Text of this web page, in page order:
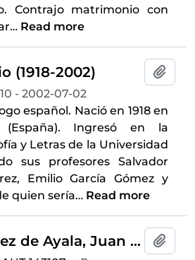
Contrajo matrimonio con
… Read more
(1918-2002)
- 2002-07-02
español. Nació en 1918 en
(España). Ingresó en la
y Letras de la Universidad
sus profesores Salvador
Emilio García Gómez y
quien sería… Read more
Contreras López de Ayala, Juan de (1893-1978)